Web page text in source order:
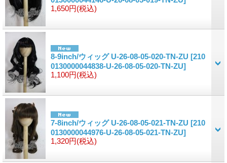
1,650円(税込)
8-9inch/ウィッグ U-26-08-05-020-TN-ZU [210
0130000044838-U-26-08-05-020-TN-ZU]
1,100円(税込)
7-8inch/ウィッグ U-26-08-05-021-TN-ZU [210
0130000044976-U-26-08-05-021-TN-ZU]
1,320円(税込)